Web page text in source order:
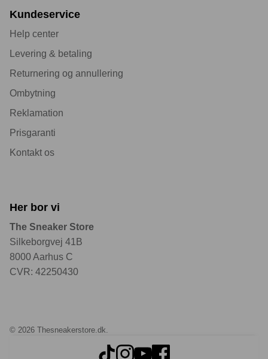
Kundeservice
Help center
Levering & betaling
Returnering og annullering
Ombytning
Reklamation
Prisgaranti
Kontakt os
Her bor vi
The Sneaker Store
Silkeborgvej 41B
8000 Aarhus C
CVR: 42250430
© 2026 Thesneakerstore.dk.